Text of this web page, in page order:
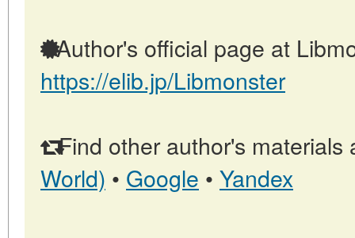
Author's official page at
https://elib.jp/Libmonster
Find other author's materials
World) • Google • Yandex